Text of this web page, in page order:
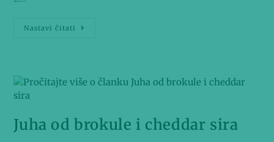
Nastavi čitati
Juha od brokule i cheddar sira